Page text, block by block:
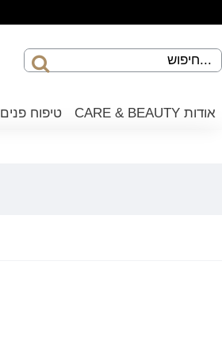
אודות CARE & BEAUTY טיפוח פנים